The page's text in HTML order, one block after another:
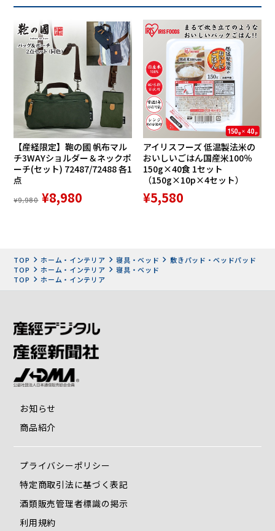
体を軽く保ち、呼吸がしやすい
クロスバランスの空気の層でできた網状格子状の構造が身体
軽い寝心地です。
な肋骨の動きを可能にし、睡眠時も呼吸がしやすい状態を保
ちます。
【産経限定】鞄の國 帆布マル
チ3WAYショルダー＆ネックポ
ーチ(セット) 72487/72488 各1
点
¥9,980 ¥8,980
アイリスフーズ 低温製法米の
おいしいごはん国産米100％
150g×40食 1セット
（150g×10p×4セット）
¥5,580
TOP ホーム・インテリア 寝具・ベッド
敷きパッド・ベッドパッド
TOP
ホーム・インテリア
寝具・ベッド
TOP
ホーム・インテリア
お知らせ
商品紹介
プライバシーポリシー
特定商取引法に基づく表記
酒類販売管理者標識の掲示
利用規約